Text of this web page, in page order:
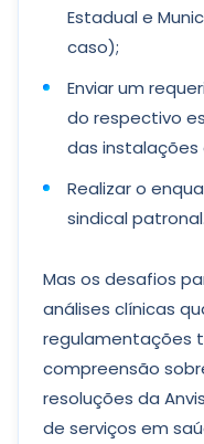
Estadual e
caso);
Enviar um
do respectivo
das
Realizar o
sindical patronal.
Mas os desafios
análises clínicas
regulamentações
compreensão
resoluções da
de serviços em